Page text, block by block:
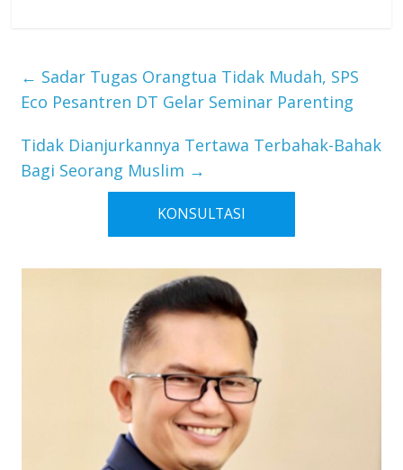
← Sadar Tugas Orangtua Tidak Mudah, SPS
Eco Pesantren DT Gelar Seminar Parenting
Tidak Dianjurkannya Tertawa Terbahak-Bahak
Bagi Seorang Muslim →
KONSULTASI